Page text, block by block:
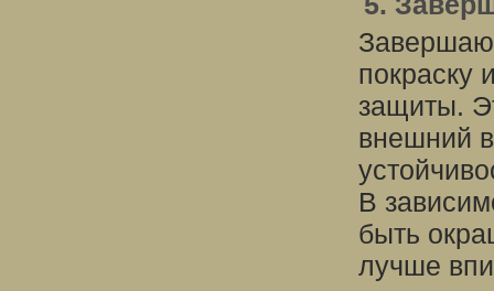
покраску
защиты.
внешний
В
быть
лучше